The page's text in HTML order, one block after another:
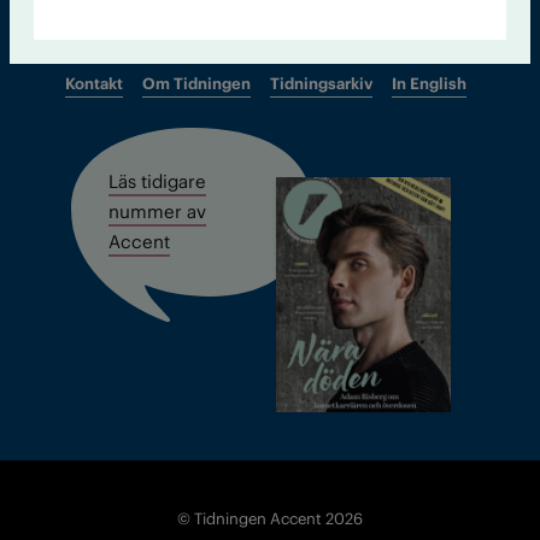
Kontakt Om Tidningen Tidningsarkiv In English
Läs tidigare
nummer av
Accent
© Tidningen Accent 2026